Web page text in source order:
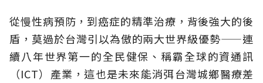
從慢性病預防，到癌症的精準治療，背後強大的後
盾，莫過於台灣引以為傲的兩大世界級優勢——連
續八年世界第一的全民健保、稱霸全球的資通訊
（ICT）產業，這也是未來能消弭台灣城鄉醫療差